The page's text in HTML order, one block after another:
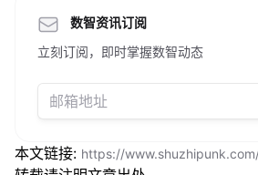
数智资讯订阅
立刻订阅，即时掌握数智动态
本文链接: https://